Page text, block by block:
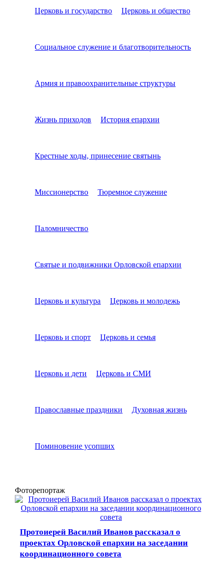
Церковь и государство Церковь и общество
Социальное служение и благотворительность
Армия и правоохранительные структуры
Жизнь приходов История епархии
Крестные ходы, принесение святынь
Миссионерство Тюремное служение
Паломничество
Святые и подвижники Орловской епархии
Церковь и культура Церковь и молодежь
Церковь и спорт Церковь и семья
Церковь и дети Церковь и СМИ
Православные праздники Духовная жизнь
Поминовение усопших
Фоторепортаж
Протоиерей Василий Иванов рассказал о
проектах Орловской епархии на заседании
координационного совета